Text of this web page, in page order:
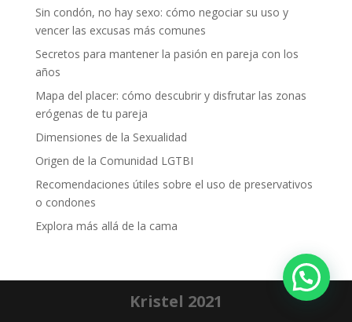
Sin condón, no hay sexo: cómo negociar su uso y
vencer las excusas más comunes
Secretos para mantener la pasión en pareja con los
años
Mapa del placer: cómo descubrir y disfrutar las zonas
erógenas de tu pareja
Dimensiones de la Sexualidad
Origen de la Comunidad LGTBI
Recomendaciones útiles sobre el uso de preservativos
o condones
Explora más allá de la cama
Kristel 2021